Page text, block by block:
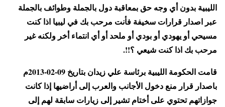
الليبية بدون أي وجه حق بمعاقبة دول بالجملة وطوائف بالجملة
عبر اصدار قرارات سخيفة فأنت مرحب بك في ليبيا اذا كنت
مسيحي أو يهودي أو بودي أو ملحد أو أي انتماء أخر ولكنه غير
مرحب بك اذا كنت شيعي ؟!!.
قامت الحكومة الليبية برئاسة علي زيدان بتاريخ 09-02-2013م
باصدار قرار منع دخول الأجانب والعرب إلى أراضيها إذا كانت
جوازاتهم تحتوي على أختام تشير إلى زيارات سابقة لهم إلى